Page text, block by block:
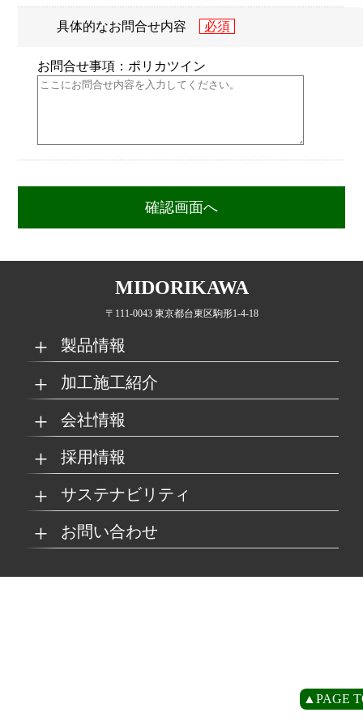
▲PAGE
具体的なお問合せ内容
お問合せ事項：ポリカツイン
MIDORIKAWA
〒111-0043 東京都台東区駒形1-4-18
製品情報
MKブランド製品 新商品紹介
取扱製品情報
SDSダウンロード
加工施工紹介
グループの総合力 乗り物
工場
環境 商業施設
会社情報
会社概要 経営理念
沿革
採用情報
マイナビ採用ページ
サステナビリティ
リサイクルへの取り組
SDGsへの取り組み
お問い合わせ